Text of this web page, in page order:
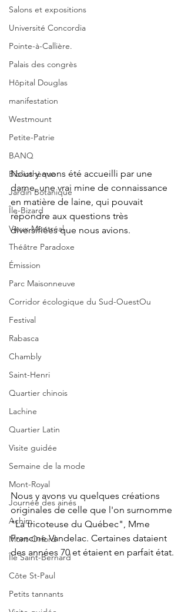
Salons et expositions
Université Concordia
Pointe-à-Callière.
Palais des congrès
Hôpital Douglas
manifestation
Westmount
Petite-Patrie
BANQ
Bibliothèque
Jardin Botanique
Île-Bizard
Vieux Montréal
Théâtre Paradoxe
Émission
Parc Maisonneuve
Corridor écologique du Sud-OuestOu
Festival
Rabasca
Chambly
Saint-Henri
Quartier chinois
Lachine
Quartier Latin
Visite guidée
Semaine de la mode
Mont-Royal
Journée des ainés
Achim
Mont-Orford
Île Saint-Bernard
Côte St-Paul
Petits tannants
Nous y avons été accueilli par une
dame, une vrai mine de connaissance
en matière de laine, qui pouvait
répondre aux questions très
diversifiées que nous avions.
Nous y avons vu quelques créations
originales de celle que l'on surnomme
"La tricoteuse du Québec", Mme
Francine Vandelac. Certaines dataient
des années 70 et étaient en parfait état.